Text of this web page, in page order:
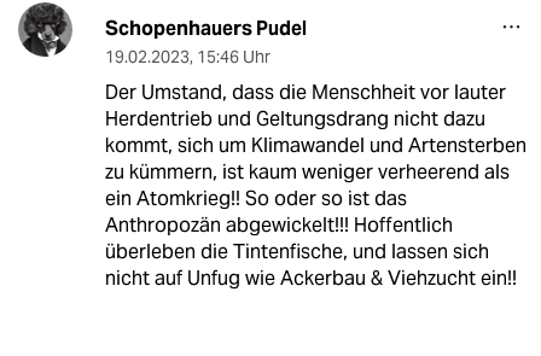
Schopenhauers Pudel
19.02.2023, 15:46 Uhr
Der Umstand, dass die Menschheit vor lauter
Herdentrieb und Geltungsdrang nicht dazu
kommt, sich um Klimawandel und Artensterben
zu kümmern, ist kaum weniger verheerend als
ein Atomkrieg!! So oder so ist das
Anthropozän abgewickelt!!! Hoffentlich
überleben die Tintenfische, und lassen sich
nicht auf Unfug wie Ackerbau & Viehzucht ein!!